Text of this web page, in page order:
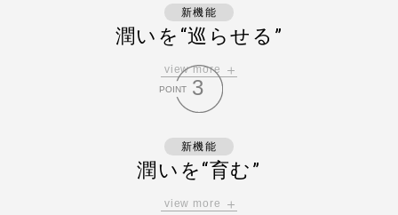
潤い機能もパワーアップ
※5 従来品比
新機能
潤いを“巡らせる”
肌が潤いを抱え込み、
肌全体へ潤いを行き渡らせる力にアプロー
潤いで肌を満たしふっくらと柔らかい、
ハリツヤに満ちた印象に導きます。
view more
POINT 3
新機能
潤いを“育む”
肌の菌バランスを整えることで、
view more